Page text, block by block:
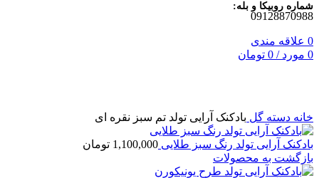
شماره روبیکا و بله:
09128870988
0 علاقه مندی
0 مورد /
0 تومان
خانه دسته گل بادکنک آرایی تولد تم سبز نقره ای
بادکنک آرایی تولد رنگ سبز طلایی 1,100,000 تومان
بازگشت به محصولات